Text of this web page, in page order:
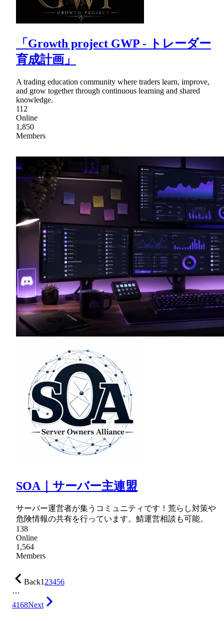
「Growth project GWP - トレーダー
育成計画」
A trading education community where traders learn, improve,
and grow together through continuous learning and shared
knowledge.
112
Online
1,850
Members
SOA｜サーバー主連盟
サーバー運営者が集うコミュニティです！荒らし対策や
危険情報の共有を行っています。鯖運営相談も可能。
138
Online
1,564
Members
Back123456
…
4168Next